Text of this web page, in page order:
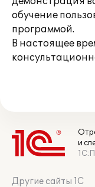
обучение
программой.
В настоящее
и
Другие сайты 1С